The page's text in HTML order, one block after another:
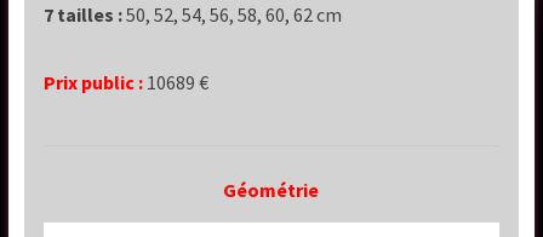
7 tailles :50, 52, 54, 56, 58, 60, 62 cm
Prix public : 10689 €
Géométrie